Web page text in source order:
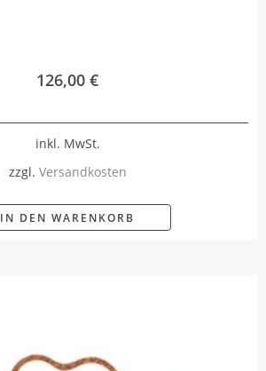
126,00 €
inkl. MwSt.
zzgl. Versandkosten
IN DEN WARENKORB